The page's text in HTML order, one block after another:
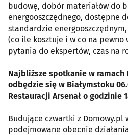
budowę, dobór materiałów do
energooszczędnego, dostępne
standardzie
(co ile kosztuje i w co na pewno
pytania do ekspertów, czas na
Najbliższe spotkanie w ramach
odbędzie się w Białymstoku
Restauracji Arsenał o godzinie
Budujące czwartki z Domowy.pl
podejmowane obecnie